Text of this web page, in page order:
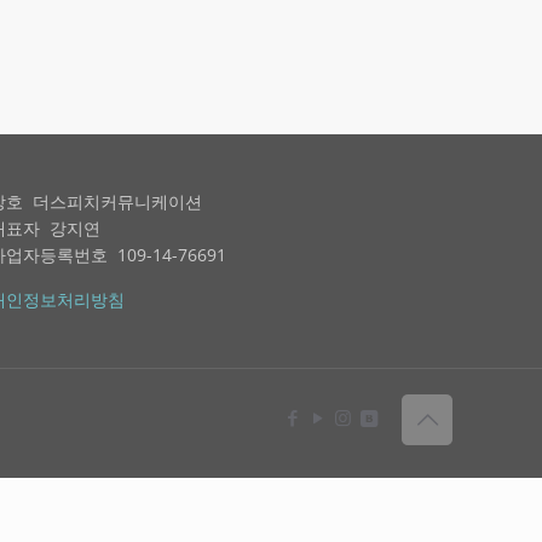
호 더스피치커뮤니케이션
표자 강지연
업자등록번호 109-14-76691
인정보처리방침